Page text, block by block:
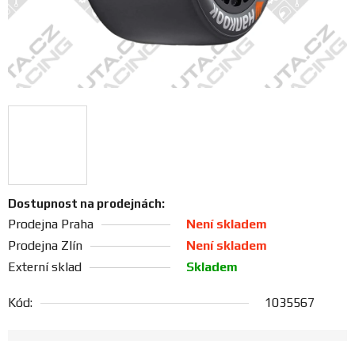
Obchodní
podmínky
Doprava
a
katalogy
Prodejny
Dostupnost na prodejnách:
Externí sklad Skladem
Prodejna Praha
Není skladem
Prodejna Zlín
Není skladem
Kód: 1035567